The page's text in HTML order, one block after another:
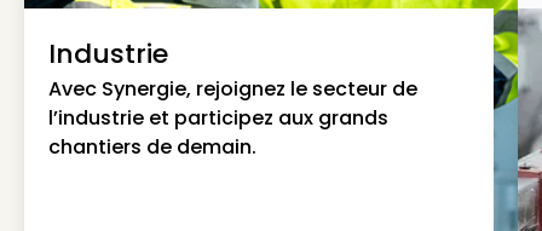
Industrie
Avec Synergie, rejoignez le secteur de
l’industrie et participez aux grands
chantiers de demain.